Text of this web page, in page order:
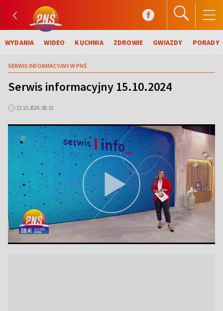
WYDANIA WIDEO KUCHNIA ZDROWIE GWIAZDY PORADY
SERWIS INFORMACYJNY W PNŚ
Serwis informacyjny 15.10.2024
15.10.2024, 08:32